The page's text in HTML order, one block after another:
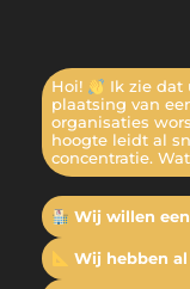
Hoi!
Ik zie dat
plaatsing van
organisaties
hoogte leidt al
concentratie.
Wij willen
Wij hebben